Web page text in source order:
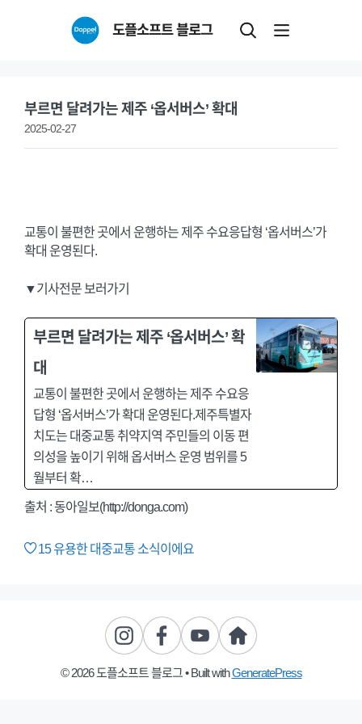
도플소프트 블로그
부르면 달려가는 제주 ‘옵서버스’ 확대
2025-02-27
교통이 불편한 곳에서 운행하는 제주 수요응답형 ‘옵서버스’가
확대 운영된다.
▼기사전문 보러가기
부르면 달려가는 제주 ‘옵서버스’ 확
대
교통이 불편한 곳에서 운행하는 제주 수요응
답형 ‘옵서버스’가 확대 운영된다.제주특별자
치도는 대중교통 취약지역 주민들의 이동 편
의성을 높이기 위해 옵서버스 운영 범위를 5
월부터 확…
출처 : 동아일보(http://donga.com)
15유용한 대중교통 소식이에요
© 2026 도플소프트 블로그• Built withGeneratePress